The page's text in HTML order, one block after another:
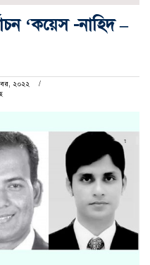
‘কয়েস -নাহিদ –
২০২২